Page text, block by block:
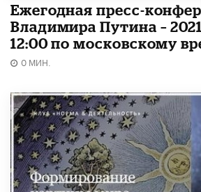
Ежегодная пресс-
Владимира Путина –
12:00 по московскому
0 МИН.